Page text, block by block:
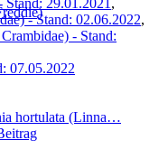
29.01.2021 ,
- Stand: 02.06.2022,
- Stand:
07.05.2022
hortulata (Linna…